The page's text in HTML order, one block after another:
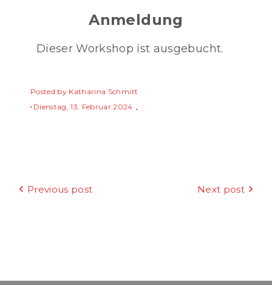
Anmeldung
Dieser Workshop ist ausgebucht.
Posted by Katharina Schmitt
Dienstag, 13. Februar 2024
Beitragsnavigation
Previous post Next post